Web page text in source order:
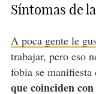
Síntomas de
A poca gente le
trabajar, pero eso
fobia se manifiesta
que coinciden